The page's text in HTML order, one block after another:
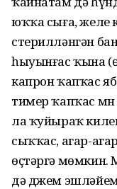
юҡҡа сыға, желе
стерилләнгән
һыуынғас ҡына
капрон ҡапҡас
тимер ҡапҡас мн
ла ҡуйыраҡ
сыҡҡас, агар-
өҫтәргә
дә джем